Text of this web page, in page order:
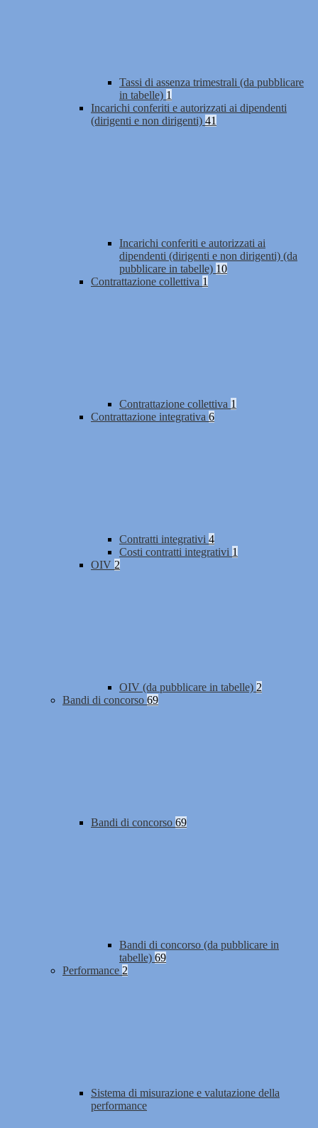
Tassi di assenza trimestrali (da pubblicare
in tabelle) 1
Incarichi conferiti e autorizzati ai dipendenti
(dirigenti e non dirigenti) 41
Incarichi conferiti e autorizzati ai
dipendenti (dirigenti e non dirigenti) (da
pubblicare in tabelle) 10
Contrattazione collettiva 1
Contrattazione collettiva 1
Contrattazione integrativa 6
Contratti integrativi 4
Costi contratti integrativi 1
OIV 2
OIV (da pubblicare in tabelle) 2
Bandi di concorso 69
Bandi di concorso 69
Bandi di concorso (da pubblicare in
tabelle) 69
Performance 2
Sistema di misurazione e valutazione della
performance